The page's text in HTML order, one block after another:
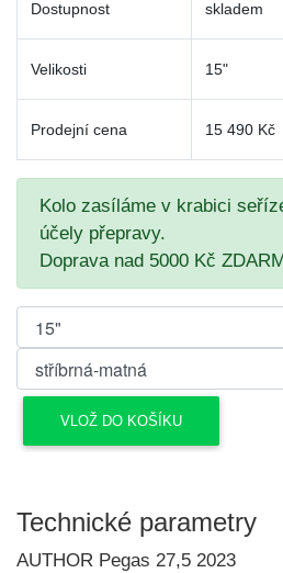
Dostupnost skladem
Velikosti 15"
Prodejní cena 15 490 Kč
Kolo zasíláme v krabici
účely přepravy.
Doprava nad 5000 Kč
Technické parametry
AUTHOR Pegas 27,5 2023